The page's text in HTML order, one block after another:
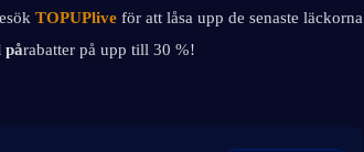
TOPUPlive för att låsa upp de senaste läckorna
pårabatter på upp till 30 %!